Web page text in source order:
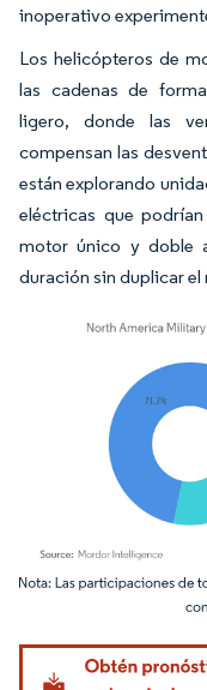
inoperativo
Los helicópteros de
las cadenas de
ligero, donde las
compensan las
están explorando
eléctricas que
motor único y doble
duración sin duplicar
Imagen © Mordor